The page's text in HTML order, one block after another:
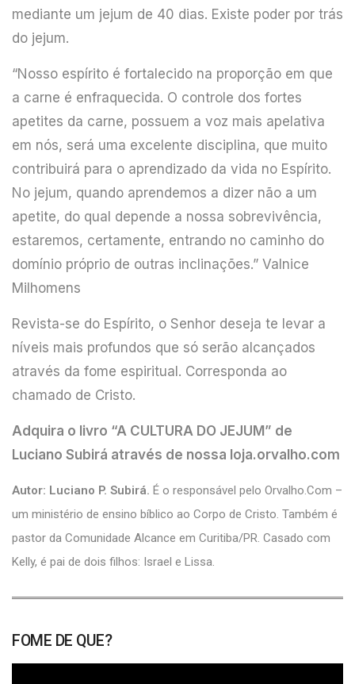
mediante um jejum de 40 dias. Existe poder por trás
do jejum.
“Nosso espírito é fortalecido na proporção em que
a carne é enfraquecida. O controle dos fortes
apetites da carne, possuem a voz mais apelativa
em nós, será uma excelente disciplina, que muito
contribuirá para o aprendizado da vida no Espírito.
No jejum, quando aprendemos a dizer não a um
apetite, do qual depende a nossa sobrevivência,
estaremos, certamente, entrando no caminho do
domínio próprio de outras inclinações.” Valnice
Milhomens
Revista-se do Espírito, o Senhor deseja te levar a
níveis mais profundos que só serão alcançados
através da fome espiritual. Corresponda ao
chamado de Cristo.
Adquira o livro “A CULTURA DO JEJUM” de
Luciano Subirá através de nossa loja.orvalho.com
Autor: Luciano P. Subirá. É o responsável pelo Orvalho.Com –
um ministério de ensino bíblico ao Corpo de Cristo. Também é
pastor da Comunidade Alcance em Curitiba/PR. Casado com
Kelly, é pai de dois filhos: Israel e Lissa.
FOME DE QUE?